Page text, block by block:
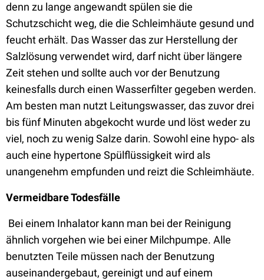
denn zu lange angewandt spülen sie die
Schutzschicht weg, die die Schleimhäute gesund und
feucht erhält. Das Wasser das zur Herstellung der
Salzlösung verwendet wird, darf nicht über längere
Zeit stehen und sollte auch vor der Benutzung
keinesfalls durch einen Wasserfilter gegeben werden.
Am besten man nutzt Leitungswasser, das zuvor drei
bis fünf Minuten abgekocht wurde und löst weder zu
viel, noch zu wenig Salze darin. Sowohl eine hypo- als
auch eine hypertone Spülflüssigkeit wird als
unangenehm empfunden und reizt die Schleimhäute.
Vermeidbare Todesfälle
Bei einem Inhalator kann man bei der Reinigung
ähnlich vorgehen wie bei einer Milchpumpe. Alle
benutzten Teile müssen nach der Benutzung
auseinandergebaut, gereinigt und auf einem